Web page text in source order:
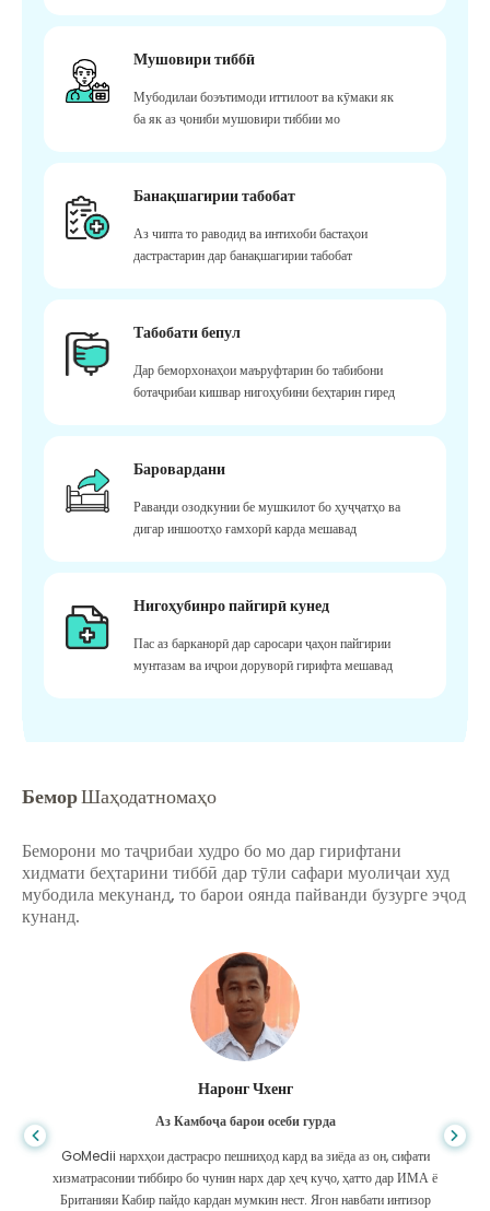
Мушовири тиббӣ
Мубодилаи боэътимоди иттилоот ва кӯмаки як
ба як аз ҷониби мушовири тиббии мо
Банақшагирии табобат
Аз чипта то раводид ва интихоби бастаҳои
дастрастарин дар банақшагирии табобат
Табобати бепул
Дар беморхонаҳои маъруфтарин бо табибони
ботаҷрибаи кишвар нигоҳубини беҳтарин гиред
Баровардани
Раванди озодкунии бе мушкилот бо ҳуҷҷатҳо ва
дигар иншоотҳо ғамхорӣ карда мешавад
Нигоҳубинро пайгирӣ кунед
Пас аз барканорӣ дар саросари ҷаҳон пайгирии
мунтазам ва иҷрои доруворӣ гирифта мешавад
БеморШаҳодатномаҳо
Беморони мо таҷрибаи худро бо мо дар гирифтани
хидмати беҳтарини тиббӣ дар тӯли сафари муолиҷаи худ
мубодила мекунанд, то барои оянда пайванди бузурге эҷод
кунанд.
Шандха Дас
Аз Бангладеш барои гастроэнтерология
Ман ба писарам ва дастаи олиҷаноби GoMedii, ки дар сафари ман аз
Бангладеш ба Ҳиндустон барои табобат ба ман кӯмак карданд, ташаккур
гуфтам. Мо дар интихоби GoMedii интихоби дуруст кардем. Онҳо